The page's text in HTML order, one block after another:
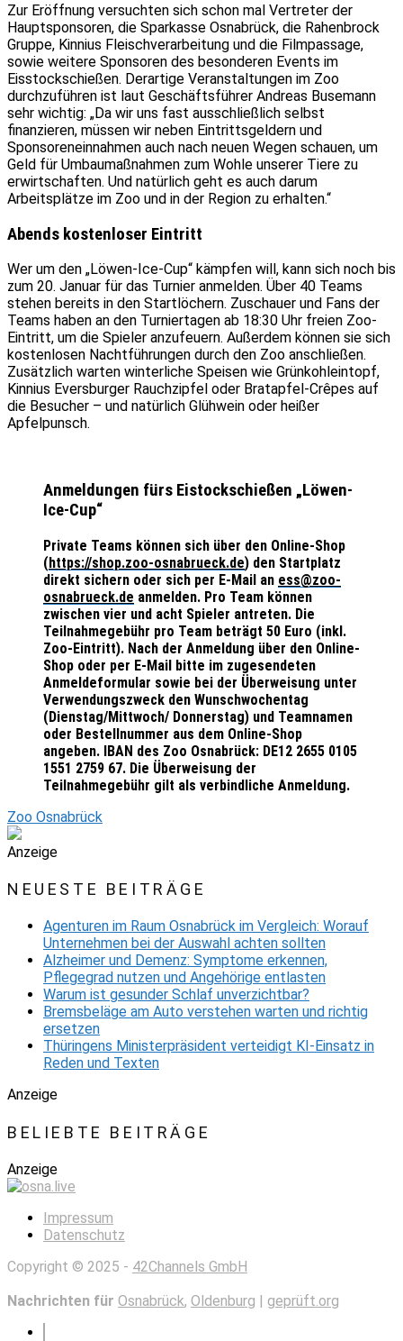
Zur Eröffnung versuchten sich schon mal Vertreter der
Hauptsponsoren, die Sparkasse Osnabrück, die Rahenbrock
Gruppe, Kinnius Fleischverarbeitung und die Filmpassage,
sowie weitere Sponsoren des besonderen Events im
Eisstockschießen. Derartige Veranstaltungen im Zoo
durchzuführen ist laut Geschäftsführer Andreas Busemann
sehr wichtig: „Da wir uns fast ausschließlich selbst
finanzieren, müssen wir neben Eintrittsgeldern und
Sponsoreneinnahmen auch nach neuen Wegen schauen, um
Geld für Umbaumaßnahmen zum Wohle unserer Tiere zu
erwirtschaften. Und natürlich geht es auch darum
Arbeitsplätze im Zoo und in der Region zu erhalten.“
Abends kostenloser Eintritt
Wer um den „Löwen-Ice-Cup“ kämpfen will, kann sich noch bis
zum 20. Januar für das Turnier anmelden. Über 40 Teams
stehen bereits in den Startlöchern. Zuschauer und Fans der
Teams haben an den Turniertagen ab 18:30 Uhr freien Zoo-
Eintritt, um die Spieler anzufeuern. Außerdem können sie sich
kostenlosen Nachtführungen durch den Zoo anschließen.
Zusätzlich warten winterliche Speisen wie Grünkohleintopf,
Kinnius Eversburger Rauchzipfel oder Bratapfel-Crêpes auf
die Besucher – und natürlich Glühwein oder heißer
Apfelpunsch.
Anmeldungen fürs Eistockschießen „Löwen-
Ice-Cup“
Private Teams können sich über den Online-Shop
(https://shop.zoo-osnabrueck.de) den Startplatz
direkt sichern oder sich per E-Mail an ess@zoo-
osnabrueck.de anmelden. Pro Team können
zwischen vier und acht Spieler antreten. Die
Teilnahmegebühr pro Team beträgt 50 Euro (inkl.
Zoo-Eintritt). Nach der Anmeldung über den Online-
Shop oder per E-Mail bitte im zugesendeten
Anmeldeformular sowie bei der Überweisung unter
Verwendungszweck den Wunschwochentag
(Dienstag/Mittwoch/ Donnerstag) und Teamnamen
oder Bestellnummer aus dem Online-Shop
angeben. IBAN des Zoo Osnabrück: DE12 2655 0105
1551 2759 67. Die Überweisung der
Teilnahmegebühr gilt als verbindliche Anmeldung.
Zoo Osnabrück
Anzeige
NEUESTE BEITRÄGE
Agenturen im Raum Osnabrück im Vergleich: Worauf
Unternehmen bei der Auswahl achten sollten
Alzheimer und Demenz: Symptome erkennen,
Pflegegrad nutzen und Angehörige entlasten
Warum ist gesunder Schlaf unverzichtbar?
Bremsbeläge am Auto verstehen warten und richtig
ersetzen
Thüringens Ministerpräsident verteidigt KI-Einsatz in
Reden und Texten
Anzeige
BELIEBTE BEITRÄGE
Anzeige
Impressum
Datenschutz
Copyright © 2025 - 42Channels GmbH
Nachrichten für Osnabrück, Oldenburg | geprüft.org